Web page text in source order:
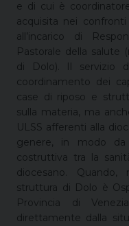
e di cui è
acquisita nei
all’incarico di
Pastorale della salute
di Dolo). Il servizio
coordinamento dei
case di riposo e
sulla materia, ma
ULSS afferenti alla
genere, in modo da
costruttiva tra la
diocesano.
struttura di Dolo è
Provincia di
direttamente dalla